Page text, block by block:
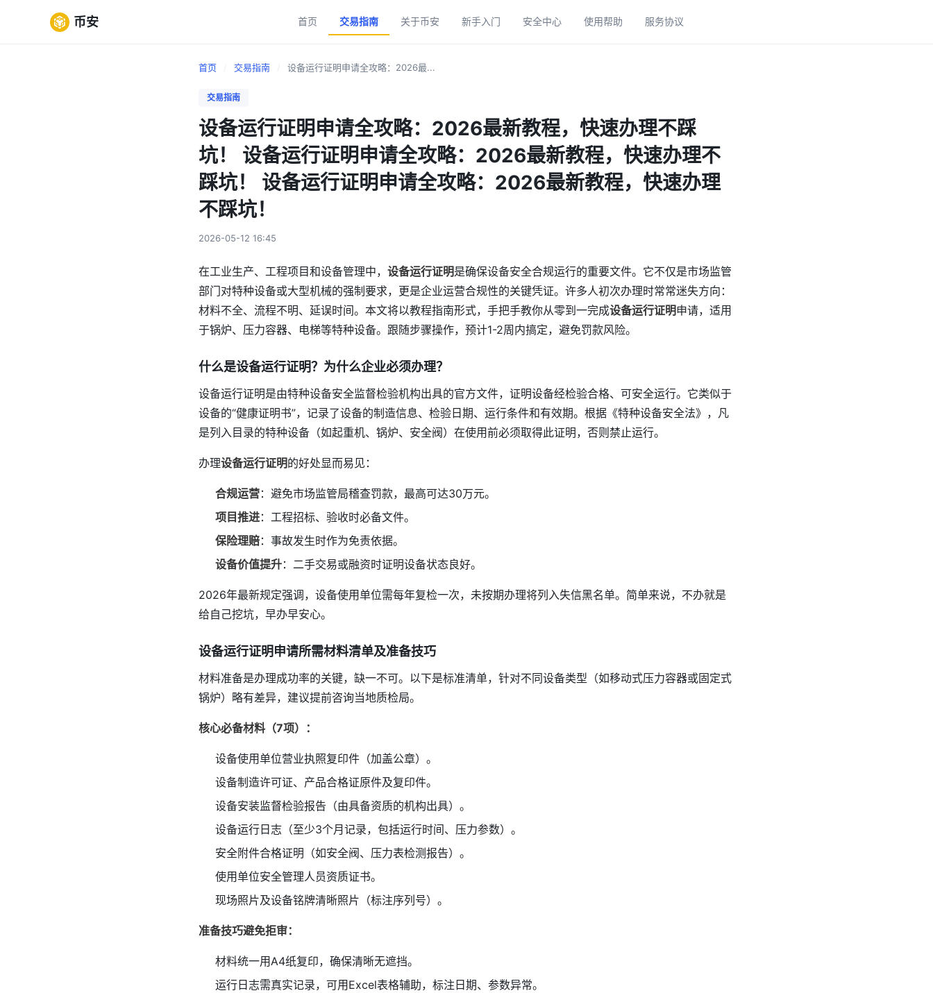
币安 首页 交易指南 关于币安 新手入门 安全中心 使用帮助 服务协议
首页 交易指南 设备运行证明申请全攻略：2026最...
交易指南
设备运行证明申请全攻略：2026最新教程，快速办理不踩
坑！ 设备运行证明申请全攻略：2026最新教程，快速办理不
踩坑！ 设备运行证明申请全攻略：2026最新教程，快速办理
不踩坑！
2026-05-12 16:45
在工业生产、工程项目和设备管理中， 设备运行证明是确保设备安全合规运行的重要文件。它不仅是市场监管
部门对特种设备或大型机械的强制要求，更是企业运营合规性的关键凭证。许多人初次办理时常常迷失方向：
材料不全、流程不明、延误时间。本文将以教程指南形式，手把手教你从零到一完成设备运行证明申请，适用
于锅炉、压力容器、电梯等特种设备。跟随步骤操作，预计1-2周内搞定，避免罚款风险。
什么是设备运行证明？为什么企业必须办理？
设备运行证明是由特种设备安全监督检验机构出具的官方文件，证明设备经检验合格、可安全运行。它类似于
设备的“健康证明书”，记录了设备的制造信息、检验日期、运行条件和有效期。根据《特种设备安全法》，凡
是列入目录的特种设备（如起重机、锅炉、安全阀）在使用前必须取得此证明，否则禁止运行。
办理设备运行证明的好处显而易见：
合规运营：避免市场监管局稽查罚款，最高可达30万元。
项目推进：工程招标、验收时必备文件。
保险理赔：事故发生时作为免责依据。
设备价值提升：二手交易或融资时证明设备状态良好。
2026年最新规定强调，设备使用单位需每年复检一次，未按期办理将列入失信黑名单。简单来说，不办就是
给自己挖坑，早办早安心。
设备运行证明申请所需材料清单及准备技巧
材料准备是办理成功率的关键，缺一不可。以下是标准清单，针对不同设备类型（如移动式压力容器或固定式
锅炉）略有差异，建议提前咨询当地质检局。
核心必备材料（7项）：
设备使用单位营业执照复印件（加盖公章）。
设备制造许可证、产品合格证原件及复印件。
设备安装监督检验报告（由具备资质的机构出具）。
设备运行日志（至少3个月记录，包括运行时间、压力参数）。
安全附件合格证明（如安全阀、压力表检测报告）。
使用单位安全管理人员资质证书。
现场照片及设备铭牌清晰照片（标注序列号）。
准备技巧避免拒审：
材料统一用A4纸复印，确保清晰无遮挡。
运行日志需真实记录，可用Excel表格辅助，标注日期、参数异常。